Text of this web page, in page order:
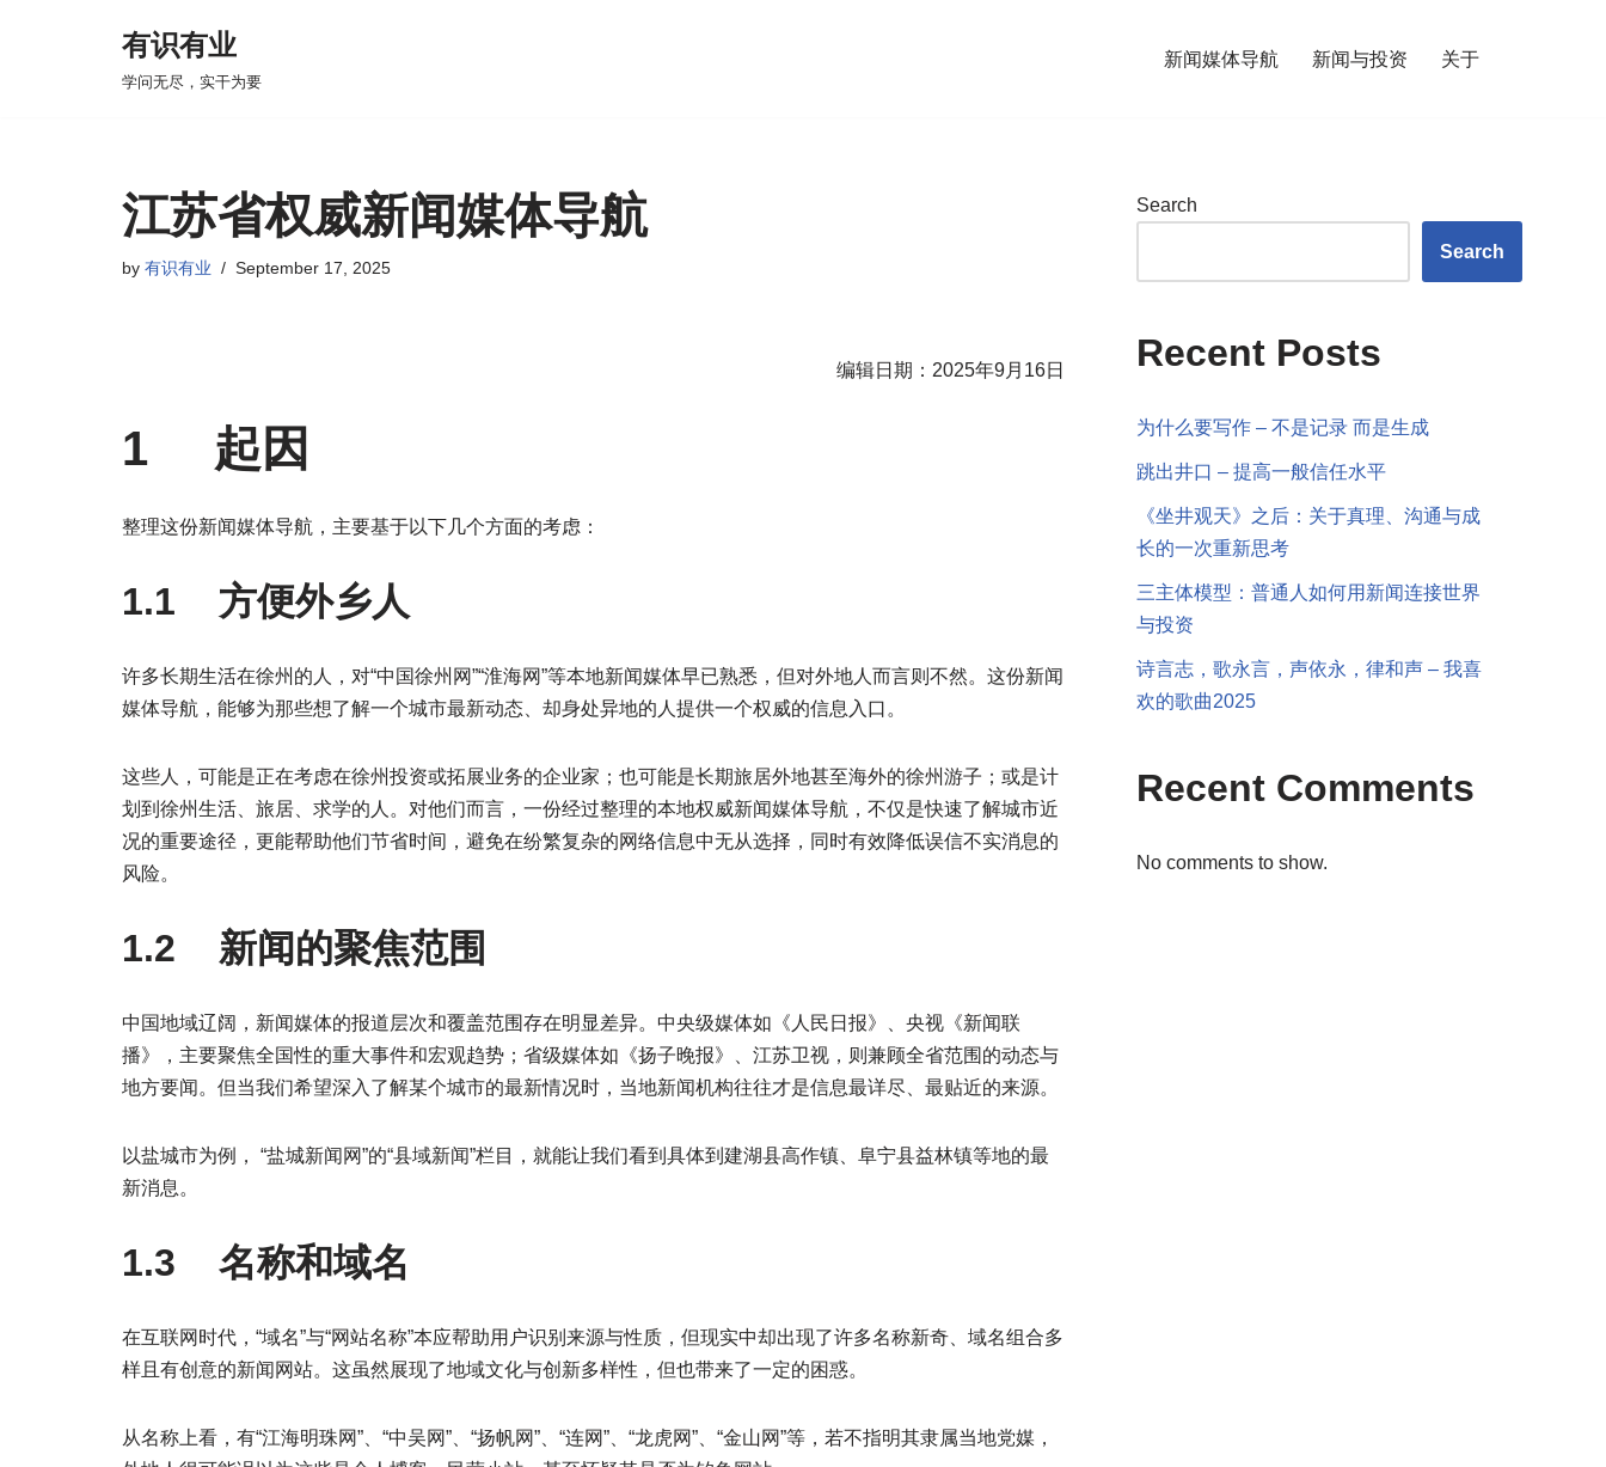
有识有业
学问无尽，实干为要
新闻媒体导航 新闻与投资 关于
江苏省权威新闻媒体导航
by 有识有业 September 17, 2025
编辑日期：2025年9月16日
1 起因
整理这份新闻媒体导航，主要基于以下几个方面的考虑：
1.1 方便外乡人
许多长期生活在徐州的人，对“中国徐州网”“淮海网”等本地新闻媒体早已熟悉，但对外地人而言则不然。这份新闻
媒体导航，能够为那些想了解一个城市最新动态、却身处异地的人提供一个权威的信息入口。
这些人，可能是正在考虑在徐州投资或拓展业务的企业家；也可能是长期旅居外地甚至海外的徐州游子；或是计
划到徐州生活、旅居、求学的人。对他们而言，一份经过整理的本地权威新闻媒体导航，不仅是快速了解城市近
况的重要途径，更能帮助他们节省时间，避免在纷繁复杂的网络信息中无从选择，同时有效降低误信不实消息的
风险。
1.2 新闻的聚焦范围
中国地域辽阔，新闻媒体的报道层次和覆盖范围存在明显差异。中央级媒体如《人民日报》、央视《新闻联
播》，主要聚焦全国性的重大事件和宏观趋势；省级媒体如《扬子晚报》、江苏卫视，则兼顾全省范围的动态与
地方要闻。但当我们希望深入了解某个城市的最新情况时，当地新闻机构往往才是信息最详尽、最贴近的来源。
以盐城市为例， “盐城新闻网”的“县域新闻”栏目，就能让我们看到具体到建湖县高作镇、阜宁县益林镇等地的最
新消息。
1.3 名称和域名
在互联网时代，“域名”与“网站名称”本应帮助用户识别来源与性质，但现实中却出现了许多名称新奇、域名组合多
样且有创意的新闻网站。这虽然展现了地域文化与创新多样性，但也带来了一定的困惑。
从名称上看，有“江海明珠网”、“中吴网”、“扬帆网”、“连网”、“龙虎网”、“金山网”等，若不指明其隶属当地党媒，
Search
Search
Recent Posts
为什么要写作 – 不是记录 而是生成
跳出井口 – 提高一般信任水平
《坐井观天》之后：关于真理、沟通与成
长的一次重新思考
三主体模型：普通人如何用新闻连接世界
与投资
诗言志，歌永言，声依永，律和声 – 我喜
欢的歌曲2025
Recent Comments
No comments to show.